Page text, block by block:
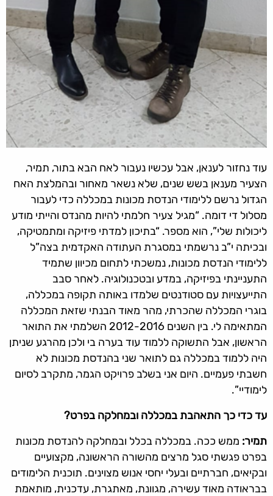
עוד נחזור לענאן, אבל עכשיו נעבור לאח הבא בתור, תמיר,
הצעיר מענאן בשש שנים, שלא נשאר מאחור ובהמלצת האח
הגדול נרשם ללימודי הנדסת מכונות במכללה כדי לעבור
מסלול די דומה. “מגיל צעיר חלמתי להיות מהנדס והייתי מודע
ליכולות שלי”, הוא מספר. “בתיכון למדתי פיזיקה ומתמטיקה,
ובכיתה י”ב נרשמתי במסגרת העתודה האקדמית בצה”ל
ללימודי הנדסת מכונות, נמשכתי לתחום מכיוון שתמיד
התעניינתי בפיזיקה, במדע ובטכנולוגיה. לאחר סבב
התייעצויות עם סטודנטים שלמדו באותה תקופה במכללה,
בוגרי המכללה שהכרתי, מהר מאוד הבנתי שזאת המכללה
המתאימה לי. בין השנים 2012-2016 השלמתי את התואר
הראשון, אבל התשוקה ללמוד עוד בערה בי ולכן מהרגע שניתן
היה ללמוד במכללה גם לתואר שני בהנדסת מכונות לא
חשבתי פעמיים. היום אני בשלב פרויקט הגמר, מתקרב לסיום
לימודיי”.
עד כדי כך התאהבת במכללה ובמחלקה בפרט?
תמיר: ממש ככה. במכללה בכלל ובמחלקה להנדסת מכונות
בפרט פגשתי סגל מרצים מהשורה הראשונה, מקצועיים
ובקיאים, חברתיים ובעלי יחסי אנוש מצוינים. תוכנית הלימודים
בבראודה מאוד עשירה, מגוונת, מאתגרת, עדכנית, מותאמת